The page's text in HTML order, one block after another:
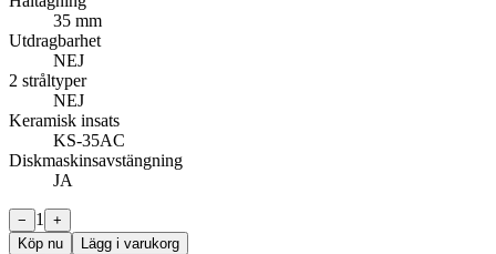
35 mm
Utdragbarhet
NEJ
2 stråltyper
NEJ
Keramisk insats
KS-35AC
Diskmaskinsavstängning
JA
− 1
+
Köp nu
Lägg i varukorg